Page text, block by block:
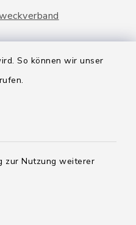
So können wir unser
zur Nutzung weiterer